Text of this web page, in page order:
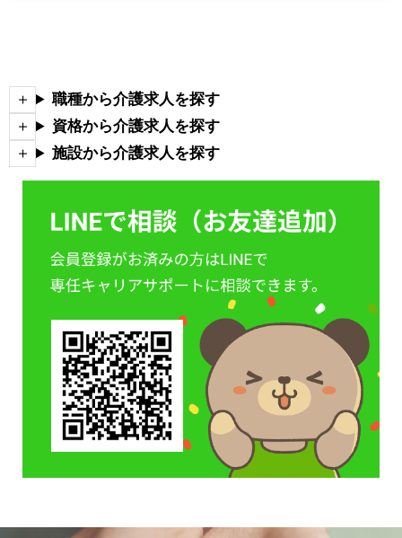
職種から介護求人を探す
資格から介護求人を探す
施設から介護求人を探す